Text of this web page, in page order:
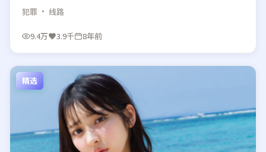
犯罪 · 线路
9.4万 3.9千 8年前
精选